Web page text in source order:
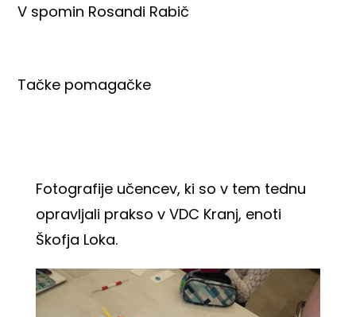
V spomin Rosandi Rabič
Tačke pomagačke
Fotografije učencev, ki so v tem tednu
opravljali prakso v VDC Kranj, enoti
Škofja Loka.